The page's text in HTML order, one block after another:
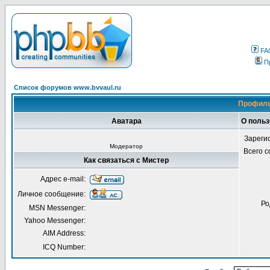
Список форумов www.bvvaul.ru
Аватара О
Модератор
Всего
Как связаться с Мистер
Адрес e-mail:
Личное сообщение:
MSN Messenger:
Yahoo Messenger:
AIM Address:
ICQ Number: